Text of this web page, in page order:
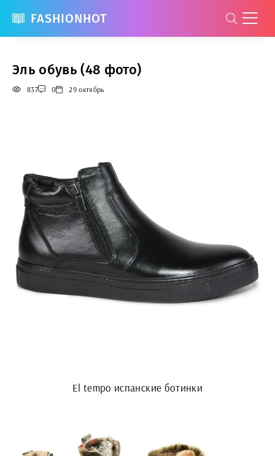
FASHIONHOT
Эль обувь (48 фото)
837 0 29 октябрь
El tempo испанские ботинки